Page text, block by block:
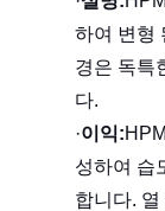
하여 변형
경은 독특
다.
·이익:
성하여 습
합니다. 열